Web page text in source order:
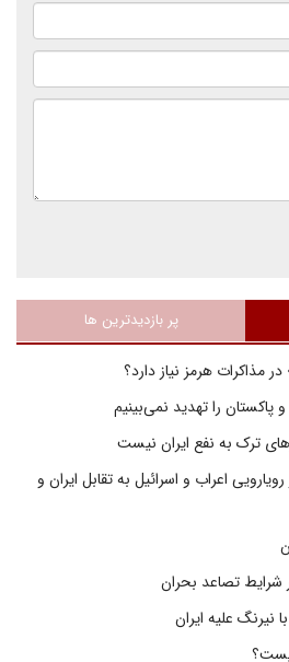
پر بازدیدترین ها
مذاکرات هرمز نیاز دارد؟
پاکستان را تهدید نمی‌بینیم
ترک به نفع ایران نیست
رویارویی اعراب و اسرائیل به تقابل ایران و
شرایط تصاعد بحران
نیرنگ علیه ایران